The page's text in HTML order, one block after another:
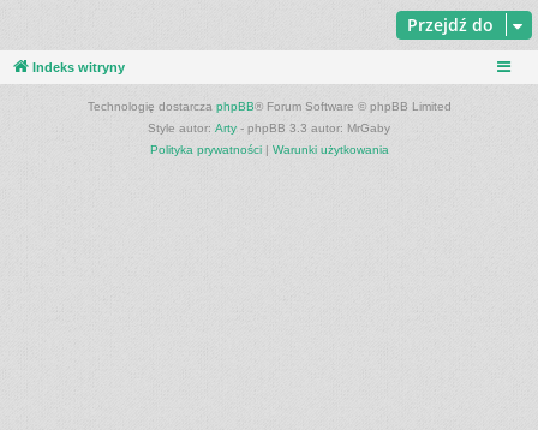
Przejdź do
Indeks witryny
Technologię dostarcza phpBB® Forum Software © phpBB Limited
Style autor: Arty - phpBB 3.3 autor: MrGaby
Polityka prywatności| Warunki użytkowania